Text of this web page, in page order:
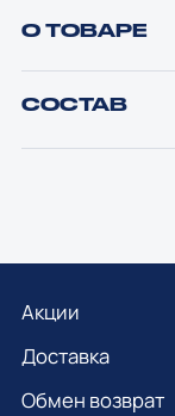
О ТОВАРЕ
СОСТАВ
Акции
Доставка
Обмен возврат